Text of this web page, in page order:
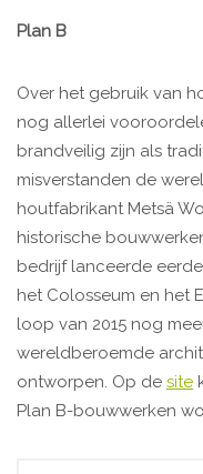
Plan B
Over het gebruik van
nog allerlei
brandveilig zijn als
misverstanden de
houtfabrikant Metsä
historische
bedrijf lanceerde
het Colosseum en het
loop van 2015 nog
wereldberoemde
ontworpen. Op de site
Plan B-bouwwerken